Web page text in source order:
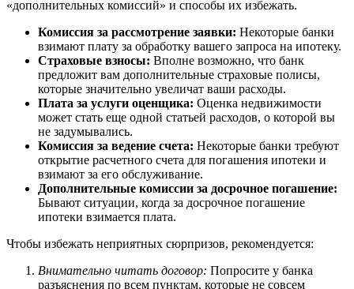
«дополнительных комиссий» и способы их избежать.
Комиссия за рассмотрение заявки: Некоторые банки
взимают плату за обработку вашего запроса на ипотеку.
Страховые взносы: Вполне возможно, что банк
предложит вам дополнительные страховые полисы,
которые значительно увеличат ваши расходы.
Плата за услуги оценщика: Оценка недвижимости
может стать еще одной статьей расходов, о которой вы
не задумывались.
Комиссия за ведение счета: Некоторые банки требуют
открытие расчетного счета для погашения ипотеки и
взимают за его обслуживание.
Дополнительные комиссии за досрочное погашение:
Бывают ситуации, когда за досрочное погашение
ипотеки взимается плата.
Чтобы избежать неприятных сюрпризов, рекомендуется:
Внимательно читать договор: Попросите у банка
разъяснения по всем пунктам, которые не совсем